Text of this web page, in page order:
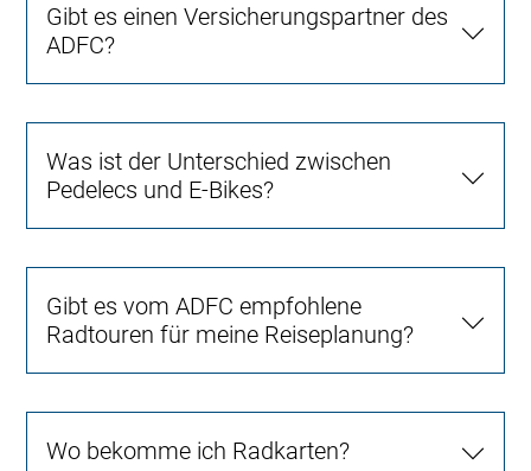
Gibt es einen Versicherungspartner des
ADFC?
Was ist der Unterschied zwischen
Pedelecs und E-Bikes?
Gibt es vom ADFC empfohlene
Radtouren für meine Reiseplanung?
Wo bekomme ich Radkarten?